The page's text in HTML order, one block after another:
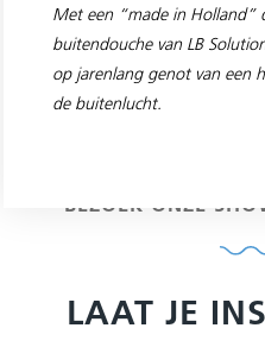
Met een “made in Holland”
buitendouche van LB
op jarenlang genot van een
de buitenlucht.
BEZOEK ONZE
LAAT JE